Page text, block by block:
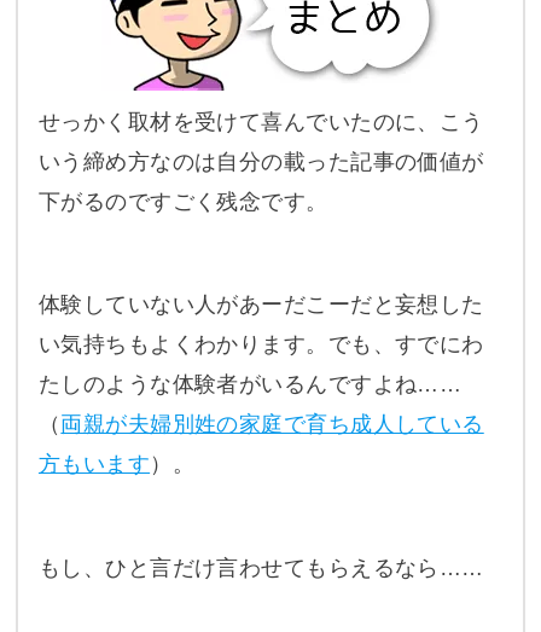
せっかく取材を受けて喜んでいたのに、こう
いう締め方なのは自分の載った記事の価値が
下がるのですごく残念です。
体験していない人があーだこーだと妄想した
い気持ちもよくわかります。でも、すでにわ
たしのような体験者がいるんですよね……
（ 両親が夫婦別姓の家庭で育ち成人している
方もいます ）。
もし、ひと言だけ言わせてもらえるなら……